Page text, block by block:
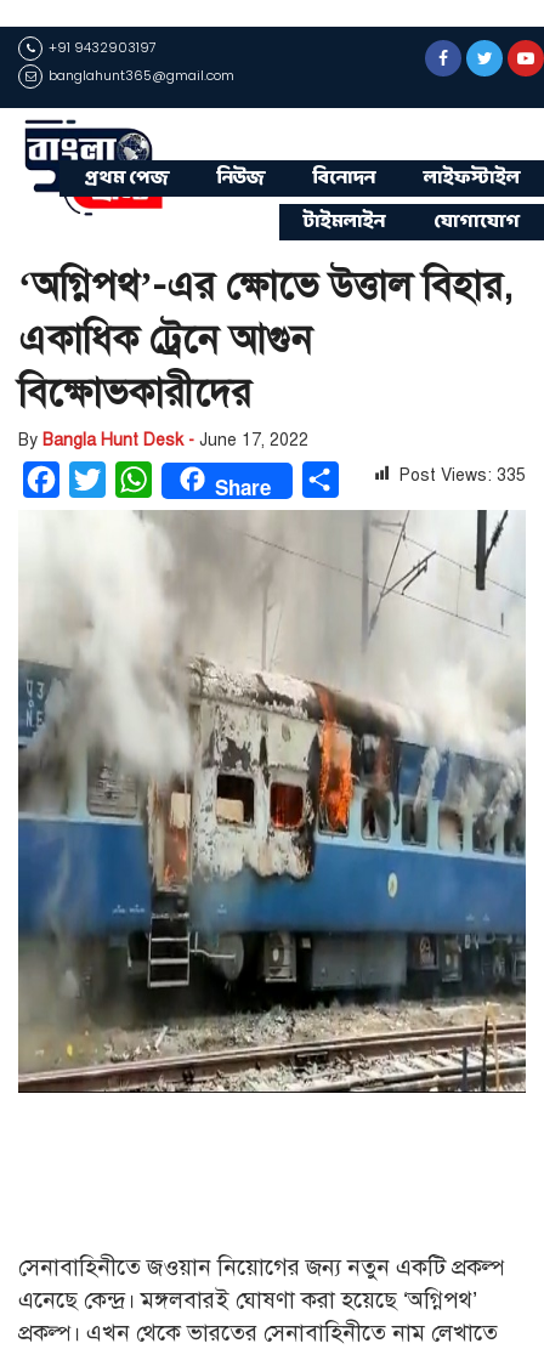
+91 9432903197
banglahunt365@gmail.com
প্রথম পেজ নিউজ বিনোদন
লাইফস্টাইল
টাইমলাইন
যোগাযোগ
‘অগ্নিপথ’-এর ক্ষোভে উত্তাল বিহার,
একাধিক ট্রেনে আগুন
বিক্ষোভকারীদের
By Bangla Hunt Desk - June 17, 2022
Facebook
Twitter WhatsAppShare Share Post Views: 335
সেনাবাহিনীতে জওয়ান নিয়োগের জন্য নতুন একটি প্রকল্প
এনেছে কেন্দ্র। মঙ্গলবারই ঘোষণা করা হয়েছে ‘অগ্নিপথ’
প্রকল্প। এখন থেকে ভারতের সেনাবাহিনীতে নাম লেখাতে